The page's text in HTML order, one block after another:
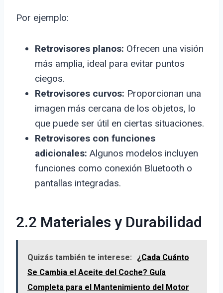
Por ejemplo:
Retrovisores planos: Ofrecen una visión
más amplia, ideal para evitar puntos
ciegos.
Retrovisores curvos: Proporcionan una
imagen más cercana de los objetos, lo
que puede ser útil en ciertas situaciones.
Retrovisores con funciones
adicionales: Algunos modelos incluyen
funciones como conexión Bluetooth o
pantallas integradas.
2.2 Materiales y Durabilidad
Quizás también te interese:
¿Cada Cuánto
Se Cambia el Aceite del Coche? Guía
Completa para el Mantenimiento del Motor